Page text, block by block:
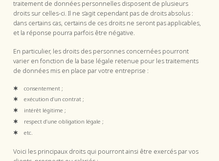
traitement de données personnelles disposent de plusieurs
droits sur celles-ci. Il ne s’agit cependant pas de droits absolus :
dans certains cas, certains de ces droits ne seront pas applicables,
et la réponse pourra parfois être négative.
En particulier, les droits des personnes concernées pourront
varier en fonction de la base légale retenue pour les traitements
de données mis en place par votre entreprise :
consentement ;
exécution d’un contrat ;
intérêt légitime ;
respect d’une obligation légale ;
etc.
Voici les principaux droits qui pourront ainsi être exercés par vos